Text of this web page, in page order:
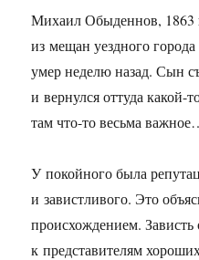
Михаил Обыденнов, 1863
из мещан уездного
умер неделю назад. Сын
и вернулся оттуда какой-
там что-то весьма
У покойного была
и завистливого. Это
происхождением. Зависть
к представителям